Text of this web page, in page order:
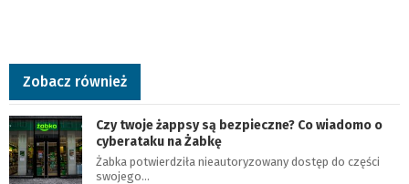
Zobacz również
Czy twoje żappsy są bezpieczne? Co wiadomo o
cyberataku na Żabkę
Żabka potwierdziła nieautoryzowany dostęp do części
swojego…